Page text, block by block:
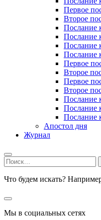
Первое
Второе
Послание
Послание
Послание
Послание
Первое
Второе
Первое
Второе
Послание
Послание
Послание
Апостол дня
Журнал
Найти:
Что будем искать?
Мы в социальных сетях